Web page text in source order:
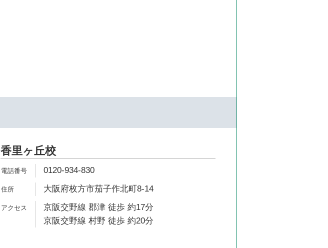
香里ヶ丘校
0120-934-830
大阪府枚方市茄子作北町8-14
京阪交野線 郡津 徒歩 約17分
京阪交野線 村野 徒歩 約20分